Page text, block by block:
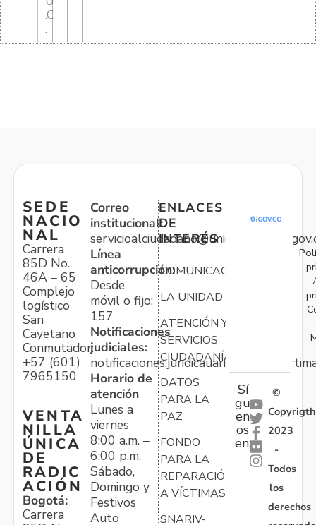
.C
.
SEDE
NACIO
NAL
Carrera
85D No.
46A – 65
Complejo
logístico
San
Cayetano
Conmutador:
+57 (601)
7965150
VENTA
NILLA
ÚNICA
DE
RADIC
ACIÓN
Bogotá:
Carrera
Correo
institucional:
Línea
anticorrupción:
Desde
móvil o fijo:
157
Notificaciones
judiciales:
Horario de
atención
Lunes a
viernes
8:00 a.m. –
6:00 p.m.
Sábado,
Domingo y
Festivos
Auto
ENLACES
DE
INTERÉS
COMUNICACIONES
LA UNIDAD
ATENCIÓN Y
SERVICIOS
CIUDADANÍA
DATOS
PARA LA
PAZ
FONDO
PARA LA
REPARACIÓN
A VÍCTIMAS
SNARIV-
Sí
gu
en
os
en:
©
Copyrigth
2023
-
Todos
los
derechos